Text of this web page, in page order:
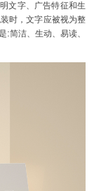
文字、广告特征和生
时，文字应被视为整
:简洁、生动、易读、